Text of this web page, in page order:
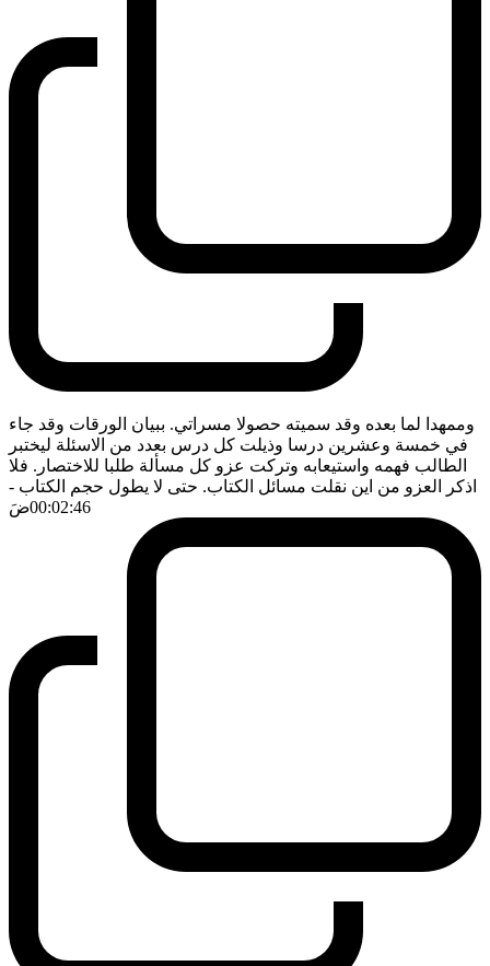
وممهدا لما بعده وقد سميته حصولا مسراتي. ببيان الورقات وقد جاء
في خمسة وعشرين درسا وذيلت كل درس بعدد من الاسئلة ليختبر
الطالب فهمه واستيعابه وتركت عزو كل مسألة طلبا للاختصار. فلا
اذكر العزو من اين نقلت مسائل الكتاب. حتى لا يطول حجم الكتاب -
00:02:46ضَ